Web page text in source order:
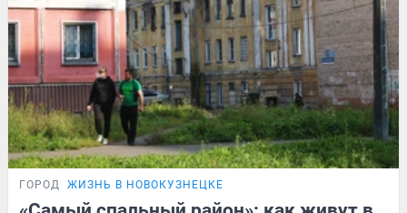
ГОРОД ЖИЗНЬ В НОВОКУЗНЕЦКЕ